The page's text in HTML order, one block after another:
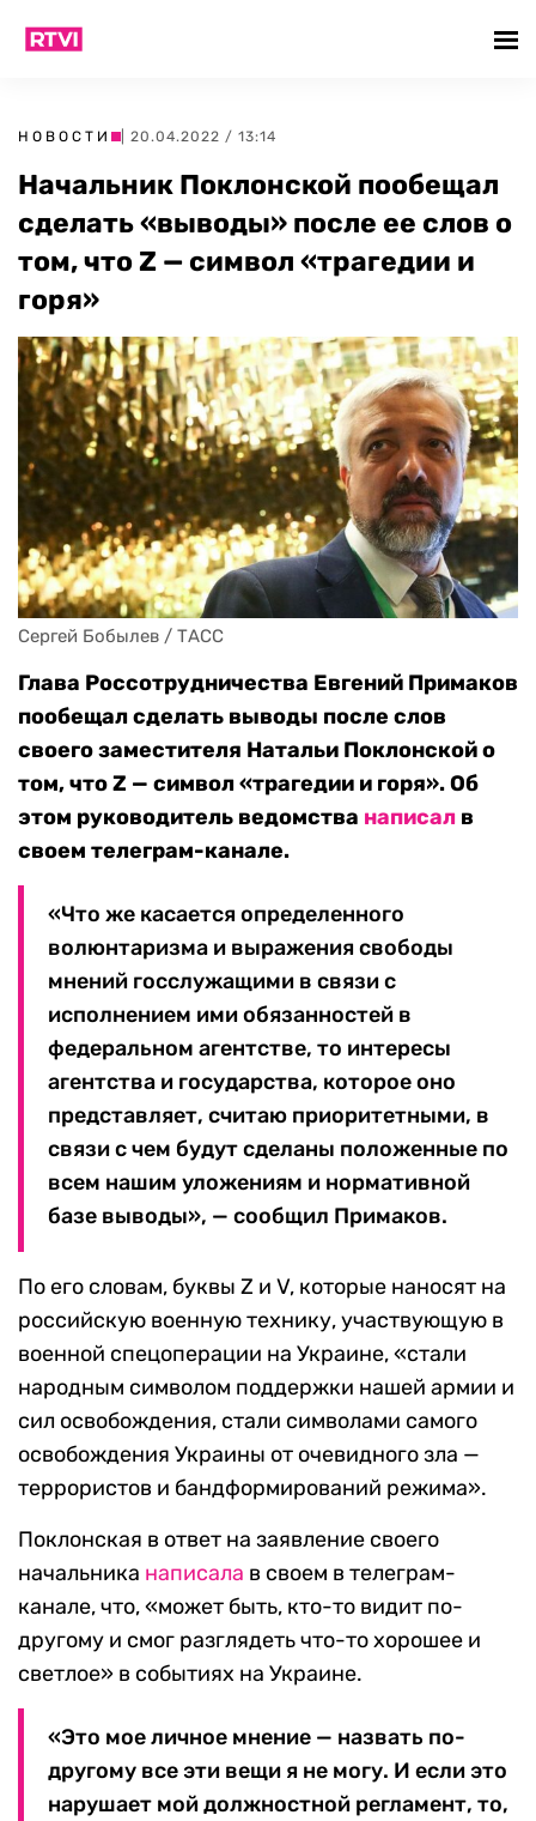
НОВОСТИ | 20.04.2022 / 13:14
Начальник Поклонской пообещал
сделать «выводы» после ее слов о
том, что Z — символ «трагедии и
горя»
Сергей Бобылев / ТАСС
Глава Россотрудничества Евгений Примаков
пообещал сделать выводы после слов
своего заместителя Натальи Поклонской о
том, что Z — символ «трагедии и горя». Об
этом руководитель ведомства написал в
своем телеграм-канале.
«Что же касается определенного
волюнтаризма и выражения свободы
мнений госслужащими в связи с
исполнением ими обязанностей в
федеральном агентстве, то интересы
агентства и государства, которое оно
представляет, считаю приоритетными, в
связи с чем будут сделаны положенные по
всем нашим уложениям и нормативной
базе выводы», — сообщил Примаков.
По его словам, буквы Z и V, которые наносят на
российскую военную технику, участвующую в
военной спецоперации на Украине, «стали
народным символом поддержки нашей армии и
сил освобождения, стали символами самого
освобождения Украины от очевидного зла —
террористов и бандформирований режима».
Поклонская в ответ на заявление своего
начальника написала в своем в телеграм-
канале, что, «может быть, кто-то видит по-
другому и смог разглядеть что-то хорошее и
светлое» в событиях на Украине.
«Это мое личное мнение — назвать по-
другому все эти вещи я не могу. И если это
нарушает мой должностной регламент, то,